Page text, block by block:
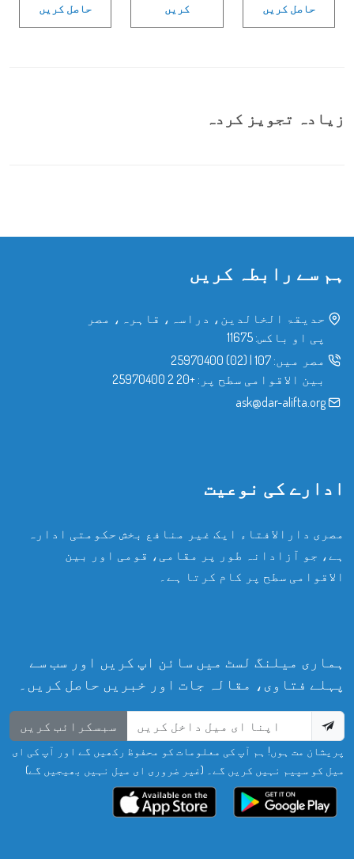
حاصل کریں
کریں
حاصل کریں
زیادہ تجویز کردہ
ہم سے رابطہ کریں
حدیقۃ الخالدین، دراسہ، قاہرہ، مصر
پی او باکس: 11675
مصر میں: 107
|
(02) 25970400
بین الاقوامی سطح پر: +20 2 25970400
ask@dar-alifta.org
ادارے کی نوعیت
مصری دارالافتاء ایک غیر منافع بخش حکومتی ادارہ
ہے، جو آزادانہ طور پر مقامی، قومی اور بین
الاقوامی سطح پر کام کرتا ہے۔
ہماری میلنگ لسٹ میں سائن اپ کریں اور سب سے
پہلے فتاوی، مقالہ جات اور خبریں حاصل کریں۔
سبسکرائب کریں
پریشان مت ہوں! ہم آپ کی معلومات کو محفوظ رکھیں گے اور آپ کی ای
میل کو سپیم نہیں کریں گے۔ (غیر ضروری ای میل نہیں بھیجیں گے)